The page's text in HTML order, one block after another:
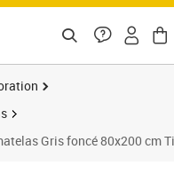
Gris foncé 80x200 cm